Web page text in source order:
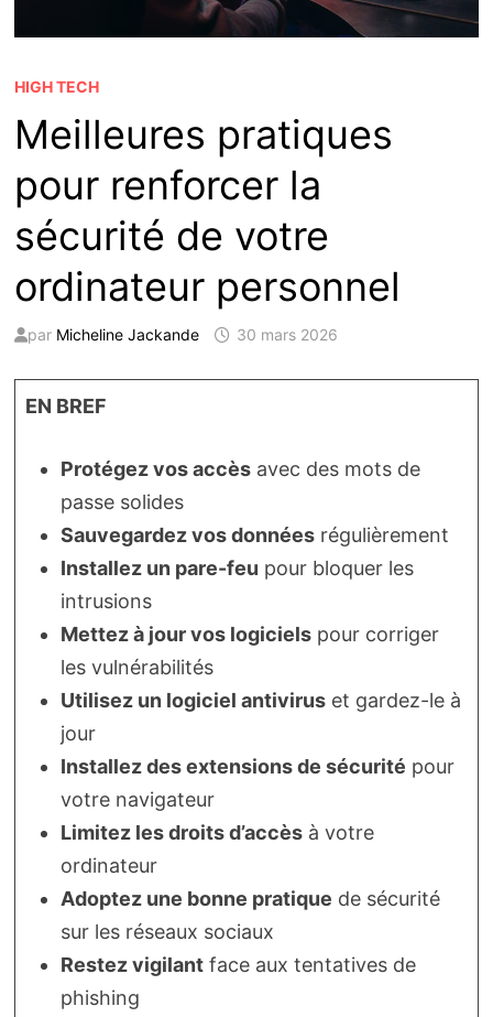
HIGH TECH
Meilleures pratiques
pour renforcer la
sécurité de votre
ordinateur personnel
par Micheline Jackande 30 mars 2026
EN BREF
Protégez vos accèsavec des mots de
passe solides
Sauvegardez vos donnéesrégulièrement
Installez un pare-feu pour bloquer les
intrusions
Mettez à jour vos logicielspour corriger
les vulnérabilités
Utilisez un logiciel antiviruset gardez-le à
jour
Installez des extensions de sécurité pour
votre navigateur
Limitez les droits d’accèsà votre
ordinateur
Adoptez une bonne pratique de sécurité
sur les réseaux sociaux
Restez vigilantface aux tentatives de
phishing